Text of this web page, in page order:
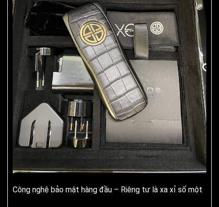
Công nghệ bảo mật hàng đầu – Riêng tư là xa xỉ số một